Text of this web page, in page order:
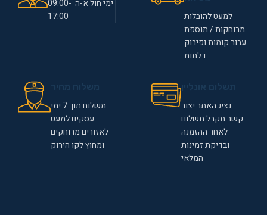
למעט להובלות
מרוחקות / תוספת
עבור קומות ופירוק
דלתות
ימי חול א-ה 09:00-
17:00
נציג האתר יצור
קשר תקבל תשלום
לאחר ההזמנה
ובדיקת זמינות
המלאי
משלוח תוך 7 ימי
עסקים למעט
לאזורים מרוחקים
ומחוץ לקו הירוק